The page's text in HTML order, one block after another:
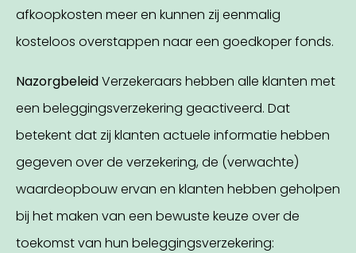
afkoopkosten meer en kunnen zij eenmalig
kosteloos overstappen naar een goedkoper fonds.
NazorgbeleidVerzekeraars hebben alle klanten met
een beleggingsverzekering geactiveerd. Dat
betekent dat zij klanten actuele informatie hebben
gegeven over de verzekering, de (verwachte)
waardeopbouw ervan en klanten hebben geholpen
bij het maken van een bewuste keuze over de
toekomst van hun beleggingsverzekering: